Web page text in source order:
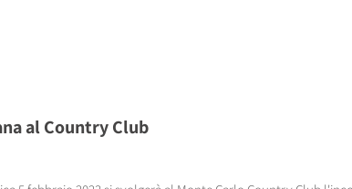
al Country Club